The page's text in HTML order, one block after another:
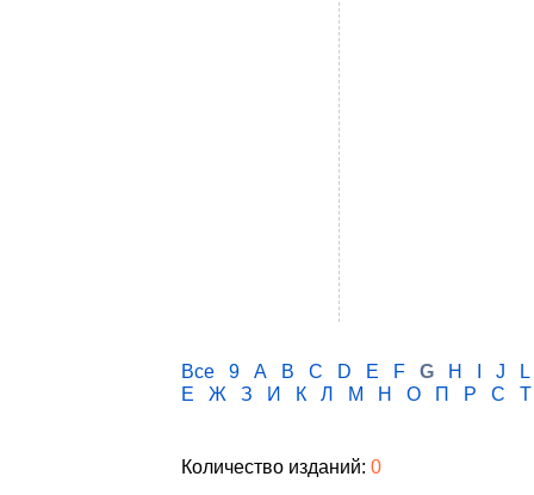
Все 9 A B C D E F G H J
L
Е
Ж З И К Л М Н О П Р С Т
Количество изданий: 0